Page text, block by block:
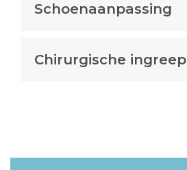
Schoenaanpassing
Chirurgische ingreep